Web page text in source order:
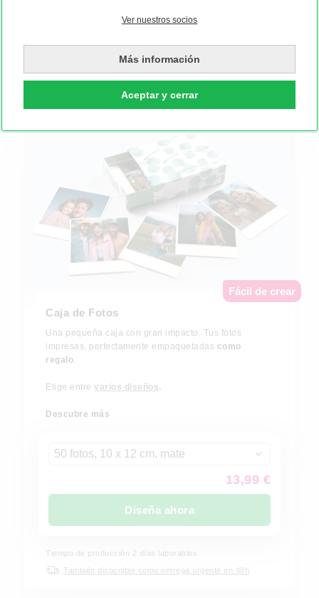
Ver nuestros socios
Más información
Aceptar y cerrar
Disponible entrega urgente 48h
Fácil de crear
Caja de Fotos
Una pequeña caja con gran impacto. Tus fotos
impresas, perfectamente empaquetadas como
regalo.
Elige entre varios diseños.
Descubre más
50 fotos, 10 x 12 cm, mate
13,99 €
Diseña ahora
Tiempo de producción 2 días laborables
También disponible como entrega urgente en 48h